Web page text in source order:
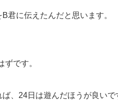
君に伝えたんだと思います。
です。
、24日は遊んだほうが良いで